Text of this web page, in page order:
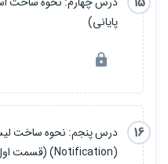
پایانی)
16
درس پنجم: نحوه ساخت
(Notification) (قسمت اول)